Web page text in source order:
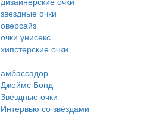
звездные очки
оверсайз
очки унисекс
хипстерские очки
амбассадор
Джеймс Бонд
Звёздные очки
Интервью со звёздами